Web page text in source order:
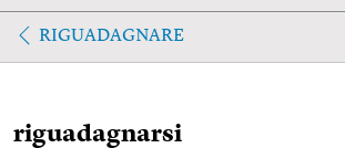
RIGUADAGNARE
riguadagnarsi